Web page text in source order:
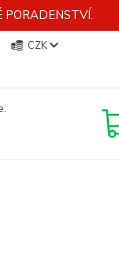
PORADENSTVÍ.
CZK